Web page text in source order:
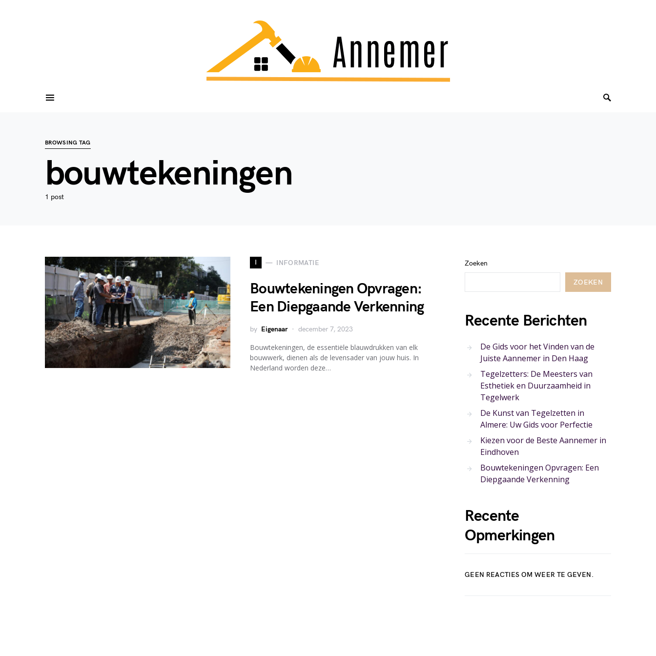
BROWSING TAG
bouwtekeningen
1 post
I INFORMATIE
Bouwtekeningen Opvragen:
Een Diepgaande Verkenning
by Eigenaar december 7, 2023
Bouwtekeningen, de essentiële blauwdrukken van elk
bouwwerk, dienen als de levensader van jouw huis. In
Nederland worden deze…
Zoeken
ZOEKEN
Recente Berichten
De Gids voor het Vinden van de
Juiste Aannemer in Den Haag
Tegelzetters: De Meesters van
Esthetiek en Duurzaamheid in
Tegelwerk
De Kunst van Tegelzetten in
Almere: Uw Gids voor Perfectie
Kiezen voor de Beste Aannemer in
Eindhoven
Bouwtekeningen Opvragen: Een
Diepgaande Verkenning
Recente
Opmerkingen
GEEN REACTIES OM WEER TE GEVEN.